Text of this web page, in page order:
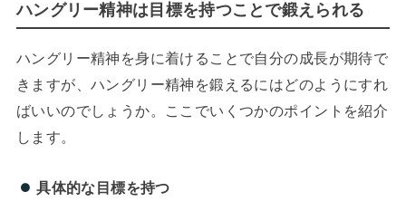
ハングリー精神は目標を持つことで鍛えられる
ハングリー精神を身に着けることで自分の成長が期待で
きますが、ハングリー精神を鍛えるにはどのようにすれ
ばいいのでしょうか。ここでいくつかのポイントを紹介
します。
具体的な目標を持つ